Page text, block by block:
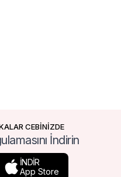
CEBİNİZDE
İndirin
İNDİR
App Store